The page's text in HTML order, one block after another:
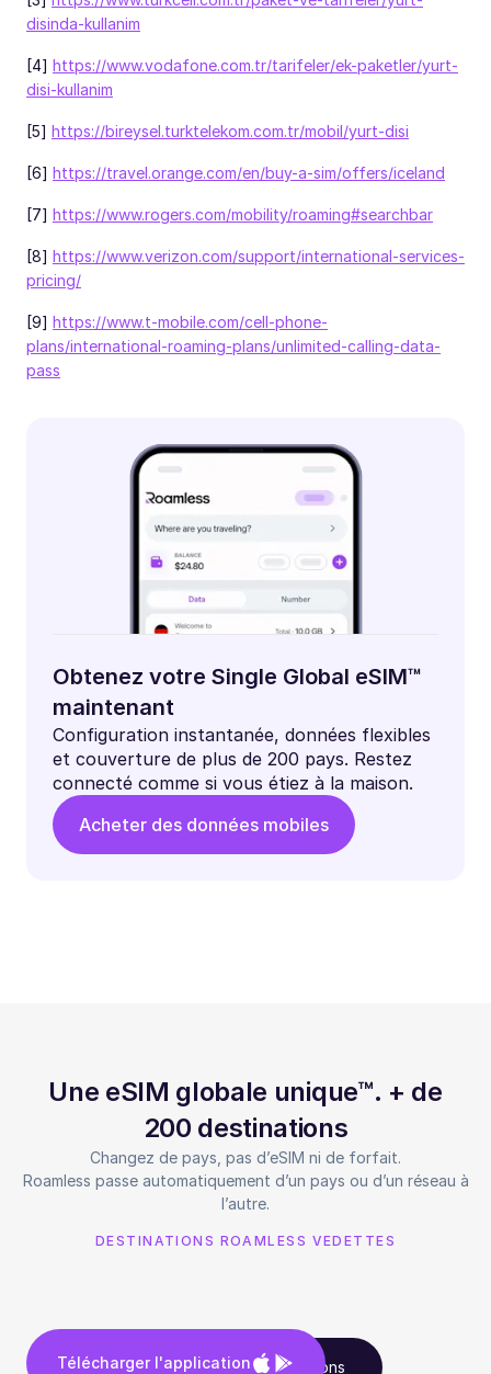
disinda-kullanim
[4] https://www.vodafone.com.tr/tarifeler/ek-paketler/yurt-
disi-kullanim
[5] https://bireysel.turktelekom.com.tr/mobil/yurt-disi
[6] https://travel.orange.com/en/buy-a-sim/offers/iceland
[7] https://www.rogers.com/mobility/roaming#searchbar
[8] https://www.verizon.com/support/international-services-
pricing/
[9] https://www.t-mobile.com/cell-phone-
plans/international-roaming-plans/unlimited-calling-data-
pass
Obtenez votre Single Global eSIM™
maintenant
Configuration instantanée, données flexibles
et couverture de plus de 200 pays. Restez
connecté comme si vous étiez à la maison.
Acheter des données mobiles
Une eSIM globale unique™. + de
200 destinations
Changez de pays, pas d’eSIM ni de forfait.
Roamless passe automatiquement d’un pays ou d’un réseau à
l’autre.
DESTINATIONS ROAMLESS VEDETTES
Voir toutes les destinations
Télécharger l'application